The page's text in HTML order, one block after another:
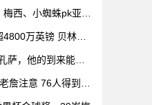
西、小蜘蛛pk亚马
万英镑 贝林厄
萨，他的到来能给
詹注意 76人得到布